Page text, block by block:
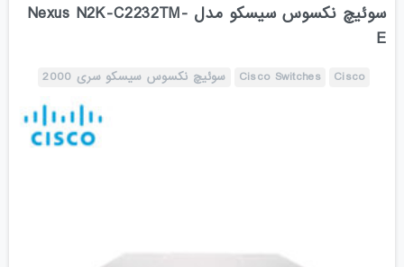
سوئیچ نکسوس سیسکو مدل Nexus N2K-C2232TM-
E
Cisco
Cisco Switches سوئیچ نکسوس سیسکو سری 2000